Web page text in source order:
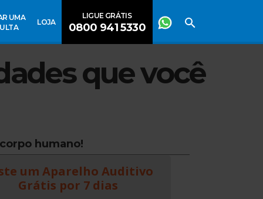
UMA
LOJA
LIGUE GRÁTIS
0800 941 5330
que você
humano!
um Aparelho Auditivo
Grátis por 7 dias